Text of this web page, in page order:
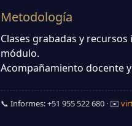
Metodología
Clases grabadas y
módulo.
Acompañamiento docente
📞 Informes: +51 955 522 680 · ✉️